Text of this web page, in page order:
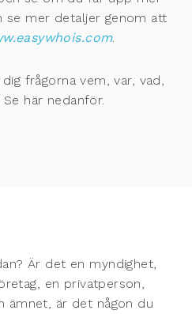
mer detaljer genom att
.
frågorna vem, var, vad,
här nedanför.
Är det en myndighet,
en privatperson,
ämnet, är det någon du